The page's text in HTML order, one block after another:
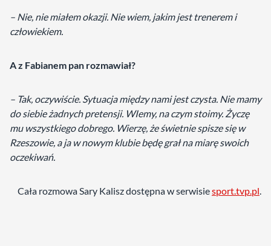
– Nie, nie miałem okazji. Nie wiem, jakim jest trenerem i
człowiekiem.
A z Fabianem pan rozmawiał?
– Tak, oczywiście. Sytuacja między nami jest czysta. Nie mamy
do siebie żadnych pretensji. WIemy, na czym stoimy. Życzę
mu wszystkiego dobrego. Wierzę, że świetnie spisze się w
Rzeszowie, a ja w nowym klubie będę grał na miarę swoich
oczekiwań.
Cała rozmowa Sary Kalisz dostępna w serwisiesport.tvp.pl.